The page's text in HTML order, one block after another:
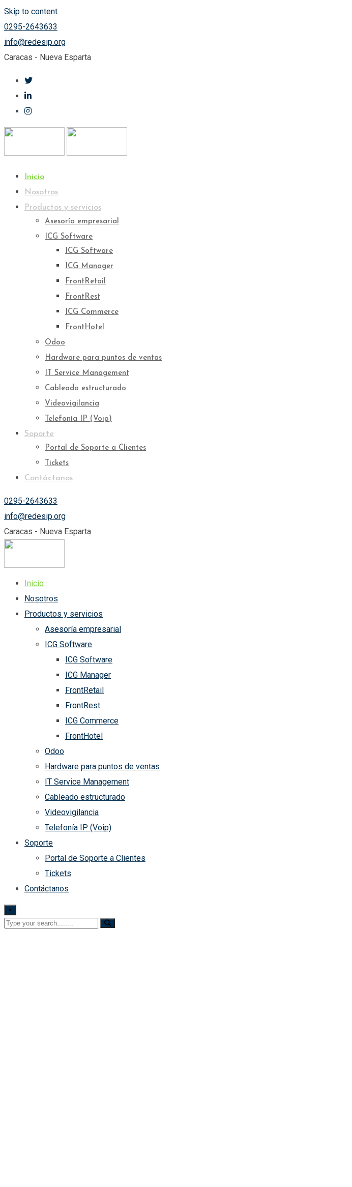
Skip to content
0295-2643633
info@redesip.org
Caracas - Nueva Esparta
Inicio
Nosotros
Productos y servicios
Asesoría empresarial
ICG Software
ICG Software
ICG Manager
FrontRetail
FrontRest
ICG Commerce
FrontHotel
Odoo
Hardware para puntos de ventas
IT Service Management
Cableado estructurado
Videovigilancia
Telefonía IP (Voip)
Soporte
Portal de Soporte a Clientes
Tickets
Contáctanos
0295-2643633
info@redesip.org
Caracas - Nueva Esparta
Inicio
Nosotros
Productos y servicios
Asesoría empresarial
ICG Software
ICG Software
ICG Manager
FrontRetail
FrontRest
ICG Commerce
FrontHotel
Odoo
Hardware para puntos de ventas
IT Service Management
Cableado estructurado
Videovigilancia
Telefonía IP (Voip)
Soporte
Portal de Soporte a Clientes
Tickets
Contáctanos
×